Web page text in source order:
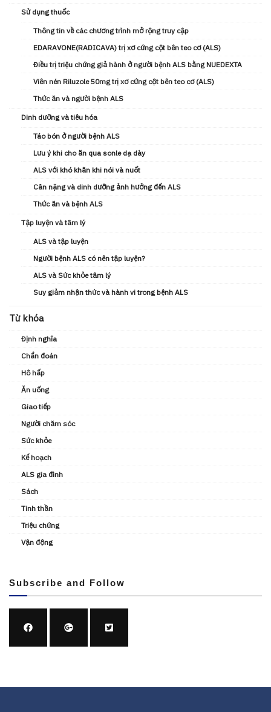
Sử dụng thuốc
Thông tin về các chương trình mở rộng truy cập
EDARAVONE(RADICAVA) trị xơ cứng cột bên teo cơ (ALS)
Điều trị triệu chứng giả hành ở người bệnh ALS bằng NUEDEXTA
Viên nén Riluzole 50mg trị xơ cứng cột bên teo cơ (ALS)
Thức ăn và người bệnh ALS
Dinh dưỡng và tiêu hóa
Táo bón ở người bệnh ALS
Lưu ý khi cho ăn qua sonle dạ dày
ALS với khó khăn khi nói và nuốt
Cân nặng và dinh dưỡng ảnh hưởng đến ALS
Thức ăn và bệnh ALS
Tập luyện và tâm lý
ALS và tập luyện
Người bệnh ALS có nên tập luyện?
ALS và Sức khỏe tâm lý
Suy giảm nhận thức và hành vi trong bệnh ALS
Từ khóa
Định nghĩa
Chẩn đoán
Hô hấp
Ăn uống
Giao tiếp
Người chăm sóc
Sức khỏe
Kế hoạch
ALS gia đình
Sách
Tinh thần
Triệu chứng
Vận động
Subscribe and Follow